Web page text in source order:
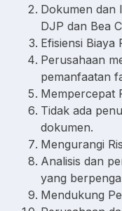
Dokumen dan
DJP dan Bea
Efisiensi Biaya
Perusahaan
pemanfaatan
Mempercepat
Tidak ada
dokumen.
Mengurangi
Analisis dan
yang
Mendukung